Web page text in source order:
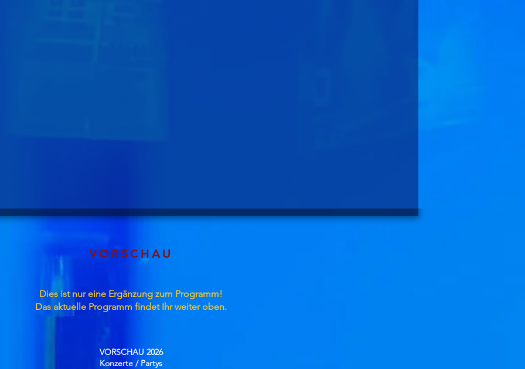
VORSCHAU
Dies ist nur eine Ergänzung zum Programm!
Das aktuelle Programm findet Ihr weiter oben.
VORSCHAU 2026
Konzerte / Partys​